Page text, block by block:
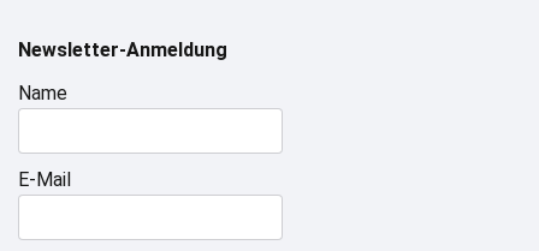
Newsletter-Anmeldung
Name
E-Mail